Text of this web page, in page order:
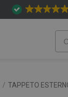
/ TAPPETO